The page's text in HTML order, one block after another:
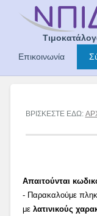
Επικοινωνία
ΒΡΙΣΚΕΣΤΕ ΕΔΩ:
Απαιτούνται
- Παρακαλούμε
με λατινικούς